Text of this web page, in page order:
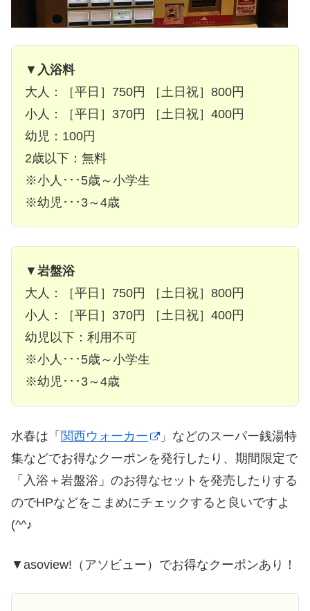
▼ 入浴料
大人：［平日］750円 ［土日祝］800円
小人：［平日］370円 ［土日祝］400円
幼児：100円
2歳以下：無料
※小人･･･5歳～小学生
※幼児･･･3～4歳
▼ 岩盤浴
大人：［平日］750円 ［土日祝］800円
小人：［平日］370円 ［土日祝］400円
幼児以下：利用不可
※小人･･･5歳～小学生
※幼児･･･3～4歳
水春は「 関西ウォーカー
」などのスーパー銭湯特
集などでお得なクーポンを発行したり、期間限定で
「入浴＋岩盤浴」のお得なセットを発売したりする
のでHPなどをこまめにチェックすると良いですよ
(^^♪
▼asoview!（アソビュー）でお得なクーポンあり！